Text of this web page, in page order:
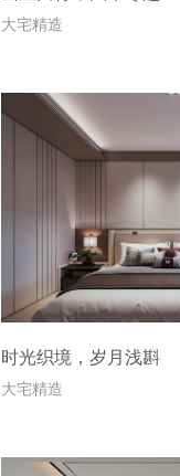
大宅精造
时光织境，岁月浅斟
大宅精造